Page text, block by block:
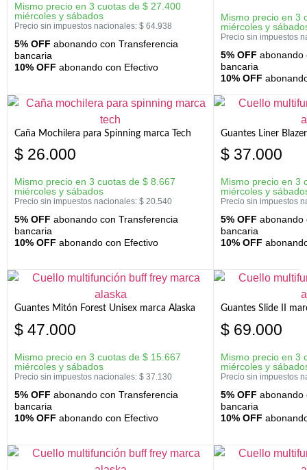
Mismo precio en 3 cuotas de $ 27.400
miércoles y sábados
Precio sin impuestos nacionales: $ 64.938
5% OFF abonando con Transferencia
bancaria
10% OFF abonando con Efectivo
Mismo precio en 3
miércoles y
Precio sin impuestos
5% OFF abonando
bancaria
10% OFF
Caña Mochilera para Spinning marca Tech
$ 26.000
Mismo precio en 3 cuotas de $ 8.667
miércoles y sábados
Precio sin impuestos nacionales: $ 20.540
5% OFF abonando con Transferencia
bancaria
10% OFF abonando con Efectivo
Guantes Liner
$ 37.000
Mismo precio en 3
miércoles y
Precio sin impuestos
5% OFF abonando
bancaria
10% OFF
Guantes Mitón Forest Unisex marca Alaska
$ 47.000
Mismo precio en 3 cuotas de $ 15.667
miércoles y sábados
Precio sin impuestos nacionales: $ 37.130
5% OFF abonando con Transferencia
bancaria
10% OFF abonando con Efectivo
Guantes Slide II
$ 69.000
Mismo precio en 3
miércoles y
Precio sin impuestos
5% OFF abonando
bancaria
10% OFF